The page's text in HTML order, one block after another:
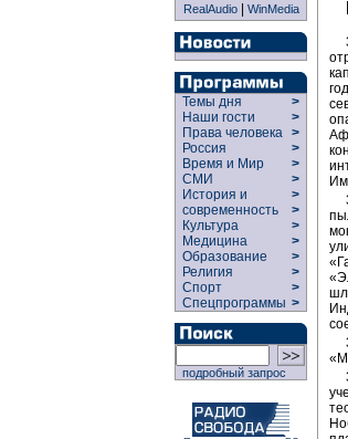
RealAudio| WinMedia
Темы дня
>
Наши гости
>
Права человека >
Россия
>
Время и Мир
>
СМИ
>
История и
современность
>
>
Культура
>
Медицина
>
Образование
>
Религия
>
Спорт
>
Спецпрограммы >
подробный запрос